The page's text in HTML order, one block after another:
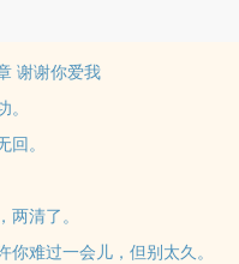
温柔体贴器大活好的男朋友，
人既是毒药又是镇痛剂时，
已完结。所有地名、人名纯
主的声音好听到要怀孕。
的番外。
大佬》，沙雕文学小甜饼，
谢谢你爱我
。
清了。
难过一会儿，但别太久。